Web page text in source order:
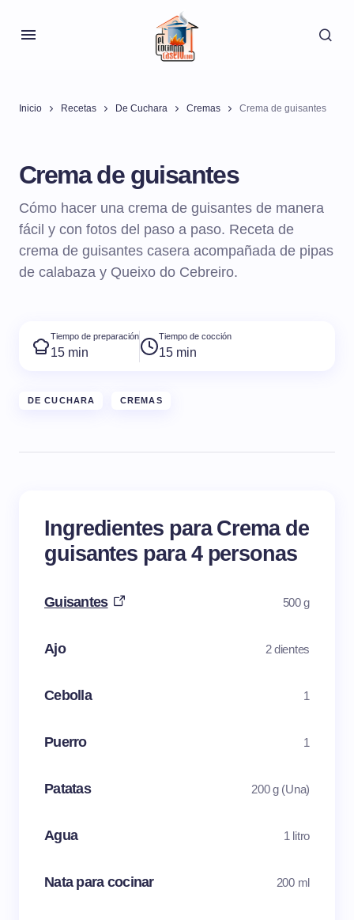
Inicio Recetas De Cuchara Cremas Crema de guisantes
Crema de guisantes
Cómo hacer una crema de guisantes de manera
fácil y con fotos del paso a paso. Receta de
crema de guisantes casera acompañada de pipas
de calabaza y Queixo do Cebreiro.
Tiempo de preparación
15 min
Tiempo de cocción
15 min
DE CUCHARA CREMAS
Ingredientes para Crema de
guisantes para 4 personas
Guisantes 500 g
Ajo 2 dientes
Cebolla 1
Puerro 1
Patatas 200 g (Una)
Agua 1 litro
Nata para cocinar 200 ml